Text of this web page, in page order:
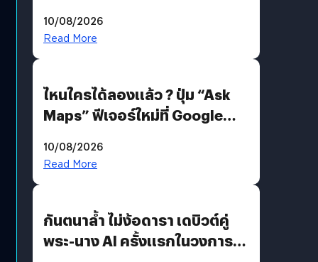
แทน
10/08/2026
Read More
ไหนใครได้ลองแล้ว ? ปุ่ม “Ask
Maps” ฟีเจอร์ใหม่ที่ Google
คุยกับแผนที่ได้แล้ว
10/08/2026
Read More
กันตนาล้ำ ไม่ง้อดารา เดบิวต์คู่
พระ-นาง AI ครั้งแรกในวงการ